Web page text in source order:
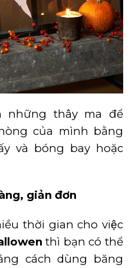
những thây ma để
của mình bằng
và bóng bay hoặc
giản đơn
thời gian cho việc
thì bạn có thể
cách dùng băng